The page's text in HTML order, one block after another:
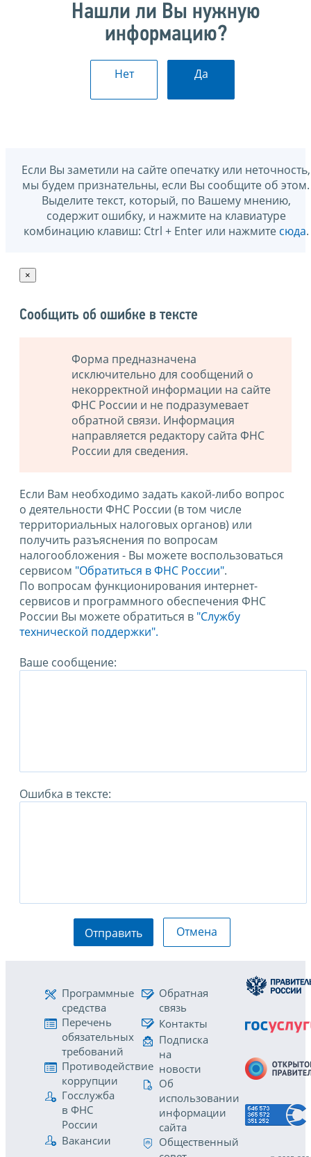
Нашли ли Вы нужную
информацию?
Нет Да
Если Вы заметили на сайте опечатку или неточность,
мы будем признательны, если Вы сообщите об этом.
Выделите текст, который, по Вашему мнению,
содержит ошибку, и нажмите на клавиатуре
комбинацию клавиш: Ctrl + Enter или нажмите сюда.
×
Сообщить об ошибке в тексте
Форма предназначена
исключительно для сообщений о
некорректной информации на сайте
ФНС России и не подразумевает
обратной связи. Информация
направляется редактору сайта ФНС
России для сведения.
Если Вам необходимо задать какой-либо вопрос
о деятельности ФНС России (в том числе
территориальных налоговых органов) или
получить разъяснения по вопросам
налогообложения - Вы можете воспользоваться
сервисом "Обратиться в ФНС России".
По вопросам функционирования интернет-
сервисов и программного обеспечения ФНС
России Вы можете обратиться в "Службу
технической поддержки".
Ваше сообщение:
Ошибка в тексте:
Отправить Отмена
Программные
средства
Перечень
обязательных
требований
Противодействие
коррупции
Госслужба
в ФНС
России
Вакансии
Обратная
связь
Контакты
Подписка
на
новости
Об
использовании
информации
сайта
Общественный